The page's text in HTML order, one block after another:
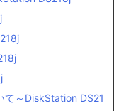
て～DiskStation DS21